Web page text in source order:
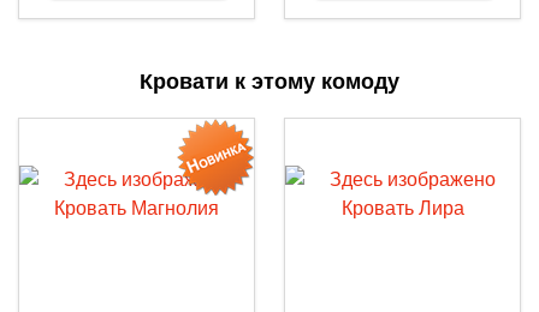
Кровати к этому комоду